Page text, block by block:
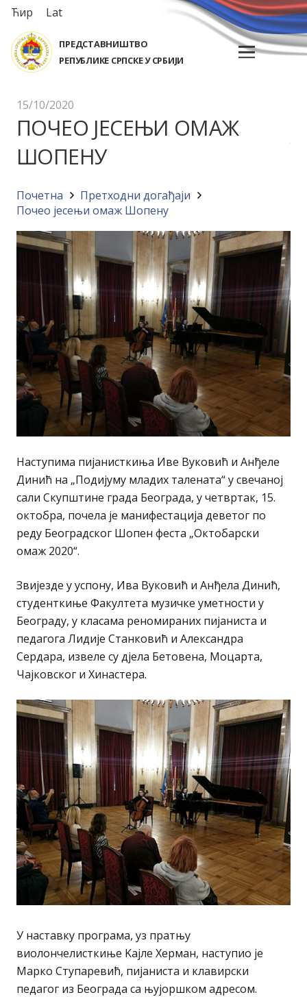
Ћир Lat
ПРЕДСТАВНИШТВО
РЕПУБЛИКЕ СРПСКЕ У СРБИЈИ
15/10/2020
ПОЧЕО ЈЕСЕЊИ ОМАЖ
ШОПЕНУ
Почетна
Претходни догађаји
Почео јесењи омаж Шопену
Наступима пијанисткиња Иве Вуковић и Анђеле
Динић на „Подијуму младих талената“ у свечаној
сали Скупштине града Београда, у четвртак, 15.
октобра, почела је манифестација деветог по
реду Београдског Шопен феста „Октобарски
омаж 2020“.
Звијезде у успону, Ива Вуковић и Анђела Динић,
студенткиње Факултета музичке уметности у
Београду, у класама реномираних пијаниста и
педагога Лидије Станковић и Александра
Сердара, извеле су дјела Бетовена, Моцарта,
Чајковског и Хинастера.
У наставку програма, уз пратњу
виолончелисткиње Kајле Херман, наступио је
Марко Ступаревић, пијаниста и клавирски
педагог из Београда са њујоршком адресом.